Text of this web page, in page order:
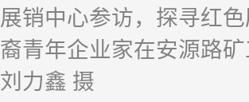
展销中心参访，探寻红
裔青年企业家在安源路
刘力鑫 摄